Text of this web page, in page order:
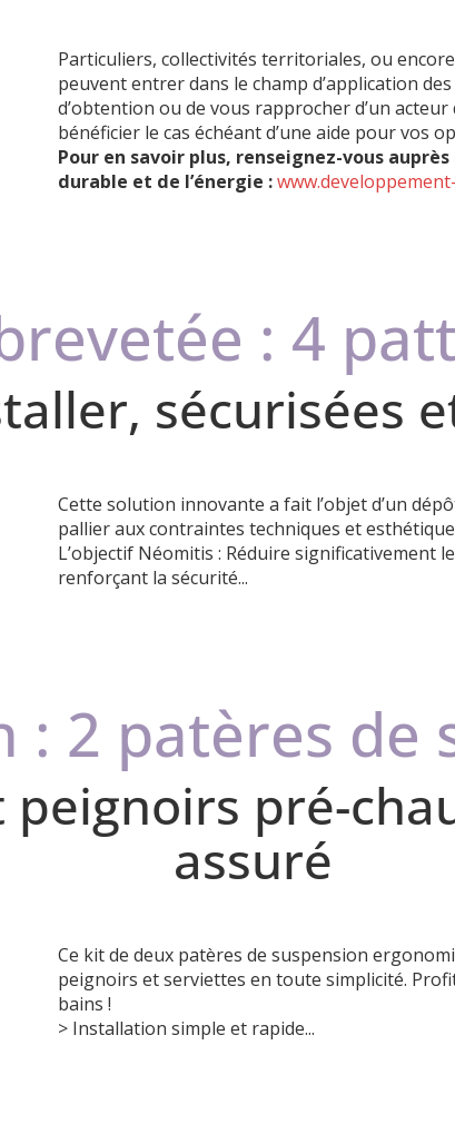
Particuliers, collectivités territoriales, ou
peuvent entrer dans le champ d’application
d’obtention ou de vous rapprocher d’un
bénéficier le cas échéant d’une aide pour vos
Pour en savoir plus, renseignez-vous
durable et de l’énergie :
: 4
sécurisées
Cette solution innovante a fait l’objet d’un
pallier aux contraintes techniques et
L’objectif Néomitis : Réduire significativement
renforçant la sécurité...
: 2 patères de
peignoirs pré-
assuré
Ce kit de deux patères de suspension
peignoirs et serviettes en toute simplicité.
bains !
> Installation simple et rapide...